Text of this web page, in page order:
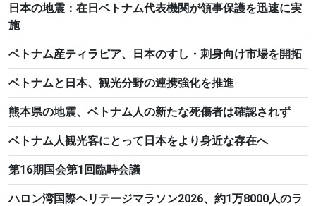
日本の地震：在日ベトナム代表機関が領事保護を迅速に実
施
ベトナム産ティラピア、日本のすし・刺身向け市場を開拓
ベトナムと日本、観光分野の連携強化を推進
熊本県の地震、ベトナム人の新たな死傷者は確認されず
ベトナム人観光客にとって日本をより身近な存在へ
第16期国会第1回臨時会議
ハロン湾国際ヘリテージマラソン2026、約1万8000人のラ